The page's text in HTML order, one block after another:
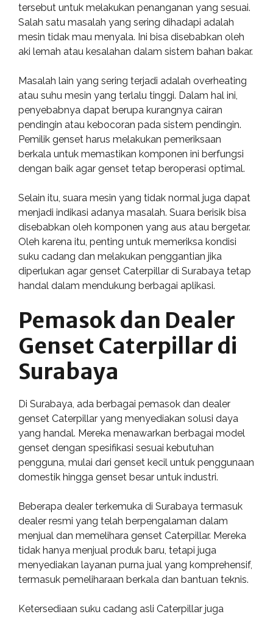
tersebut untuk melakukan penanganan yang sesuai.
Salah satu masalah yang sering dihadapi adalah
mesin tidak mau menyala. Ini bisa disebabkan oleh
aki lemah atau kesalahan dalam sistem bahan bakar.
Masalah lain yang sering terjadi adalah overheating
atau suhu mesin yang terlalu tinggi. Dalam hal ini,
penyebabnya dapat berupa kurangnya cairan
pendingin atau kebocoran pada sistem pendingin.
Pemilik genset harus melakukan pemeriksaan
berkala untuk memastikan komponen ini berfungsi
dengan baik agar genset tetap beroperasi optimal.
Selain itu, suara mesin yang tidak normal juga dapat
menjadi indikasi adanya masalah. Suara berisik bisa
disebabkan oleh komponen yang aus atau bergetar.
Oleh karena itu, penting untuk memeriksa kondisi
suku cadang dan melakukan penggantian jika
diperlukan agar genset Caterpillar di Surabaya tetap
handal dalam mendukung berbagai aplikasi.
Pemasok dan Dealer
Genset Caterpillar di
Surabaya
Di Surabaya, ada berbagai pemasok dan dealer
genset Caterpillar yang menyediakan solusi daya
yang handal. Mereka menawarkan berbagai model
genset dengan spesifikasi sesuai kebutuhan
pengguna, mulai dari genset kecil untuk penggunaan
domestik hingga genset besar untuk industri.
Beberapa dealer terkemuka di Surabaya termasuk
dealer resmi yang telah berpengalaman dalam
menjual dan memelihara genset Caterpillar. Mereka
tidak hanya menjual produk baru, tetapi juga
menyediakan layanan purna jual yang komprehensif,
termasuk pemeliharaan berkala dan bantuan teknis.
Ketersediaan suku cadang asli Caterpillar juga